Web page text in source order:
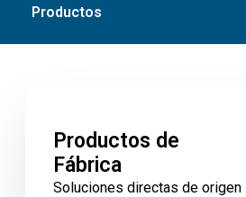
Productos
Productos de
Fábrica
Soluciones directas de origen